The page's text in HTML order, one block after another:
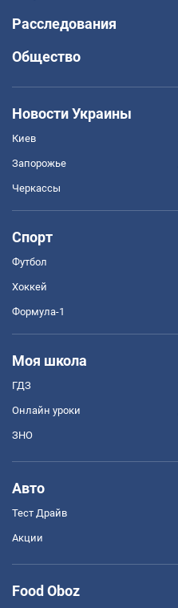
Расследования
Общество
Новости Украины
Киев
Запорожье
Черкассы
Спорт
Футбол
Хоккей
Формула-1
Моя школа
ГДЗ
Онлайн уроки
ЗНО
Авто
Тест Драйв
Акции
Food Oboz